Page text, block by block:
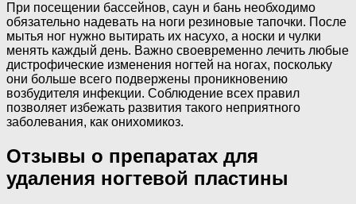
При посещении бассейнов, саун и бань необходимо
обязательно надевать на ноги резиновые тапочки. После
мытья ног нужно вытирать их насухо, а носки и чулки
менять каждый день. Важно своевременно лечить любые
дистрофические изменения ногтей на ногах, поскольку
они больше всего подвержены проникновению
возбудителя инфекции. Соблюдение всех правил
позволяет избежать развития такого неприятного
заболевания, как онихомикоз.
Отзывы о препаратах для
удаления ногтевой пластины